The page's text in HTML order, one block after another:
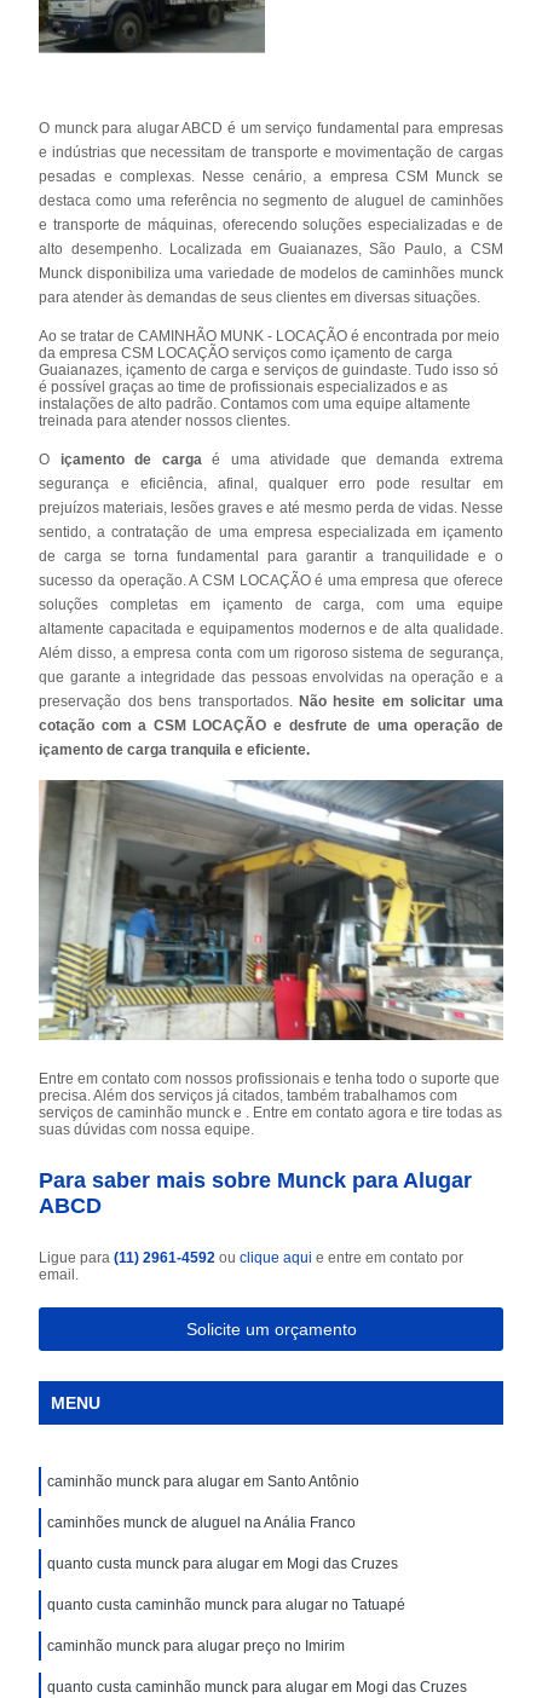
O munck para alugar ABCD é um serviço fundamental para empresas
e indústrias que necessitam de transporte e movimentação de cargas
pesadas e complexas. Nesse cenário, a empresa CSM Munck se
destaca como uma referência no segmento de aluguel de caminhões
e transporte de máquinas, oferecendo soluções especializadas e de
alto desempenho. Localizada em Guaianazes, São Paulo, a CSM
Munck disponibiliza uma variedade de modelos de caminhões munck
para atender às demandas de seus clientes em diversas situações.
Ao se tratar de CAMINHÃO MUNK - LOCAÇÃO é encontrada por meio
da empresa CSM LOCAÇÃO serviços como içamento de carga
Guaianazes, içamento de carga e serviços de guindaste. Tudo isso só
é possível graças ao time de profissionais especializados e as
instalações de alto padrão. Contamos com uma equipe altamente
treinada para atender nossos clientes.
O içamento de carga é uma atividade que demanda extrema
segurança e eficiência, afinal, qualquer erro pode resultar em
prejuízos materiais, lesões graves e até mesmo perda de vidas. Nesse
sentido, a contratação de uma empresa especializada em içamento
de carga se torna fundamental para garantir a tranquilidade e o
sucesso da operação. A CSM LOCAÇÃO é uma empresa que oferece
soluções completas em içamento de carga, com uma equipe
altamente capacitada e equipamentos modernos e de alta qualidade.
Além disso, a empresa conta com um rigoroso sistema de segurança,
que garante a integridade das pessoas envolvidas na operação e a
preservação dos bens transportados. Não hesite em solicitar uma
cotação com a CSM LOCAÇÃO e desfrute de uma operação de
içamento de carga tranquila e eficiente.
Entre em contato com nossos profissionais e tenha todo o suporte que
precisa. Além dos serviços já citados, também trabalhamos com
serviços de caminhão munck e . Entre em contato agora e tire todas as
suas dúvidas com nossa equipe.
Para saber mais sobre Munck para Alugar
ABCD
Ligue para(11) 2961-4592ouclique aqui e entre em contato por
email.
Solicite um orçamento
MENU
caminhão munck para alugar em Santo Antônio
caminhões munck de aluguel na Anália Franco
quanto custa munck para alugar em Mogi das Cruzes
quanto custa caminhão munck para alugar no Tatuapé
caminhão munck para alugar preço no Imirim
quanto custa caminhão munck para alugar em Mogi das Cruzes